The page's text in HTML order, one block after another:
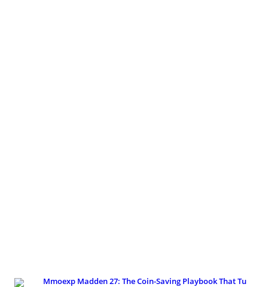
Mmoexp Madden 27: The Coin-Saving Playbook That Tu